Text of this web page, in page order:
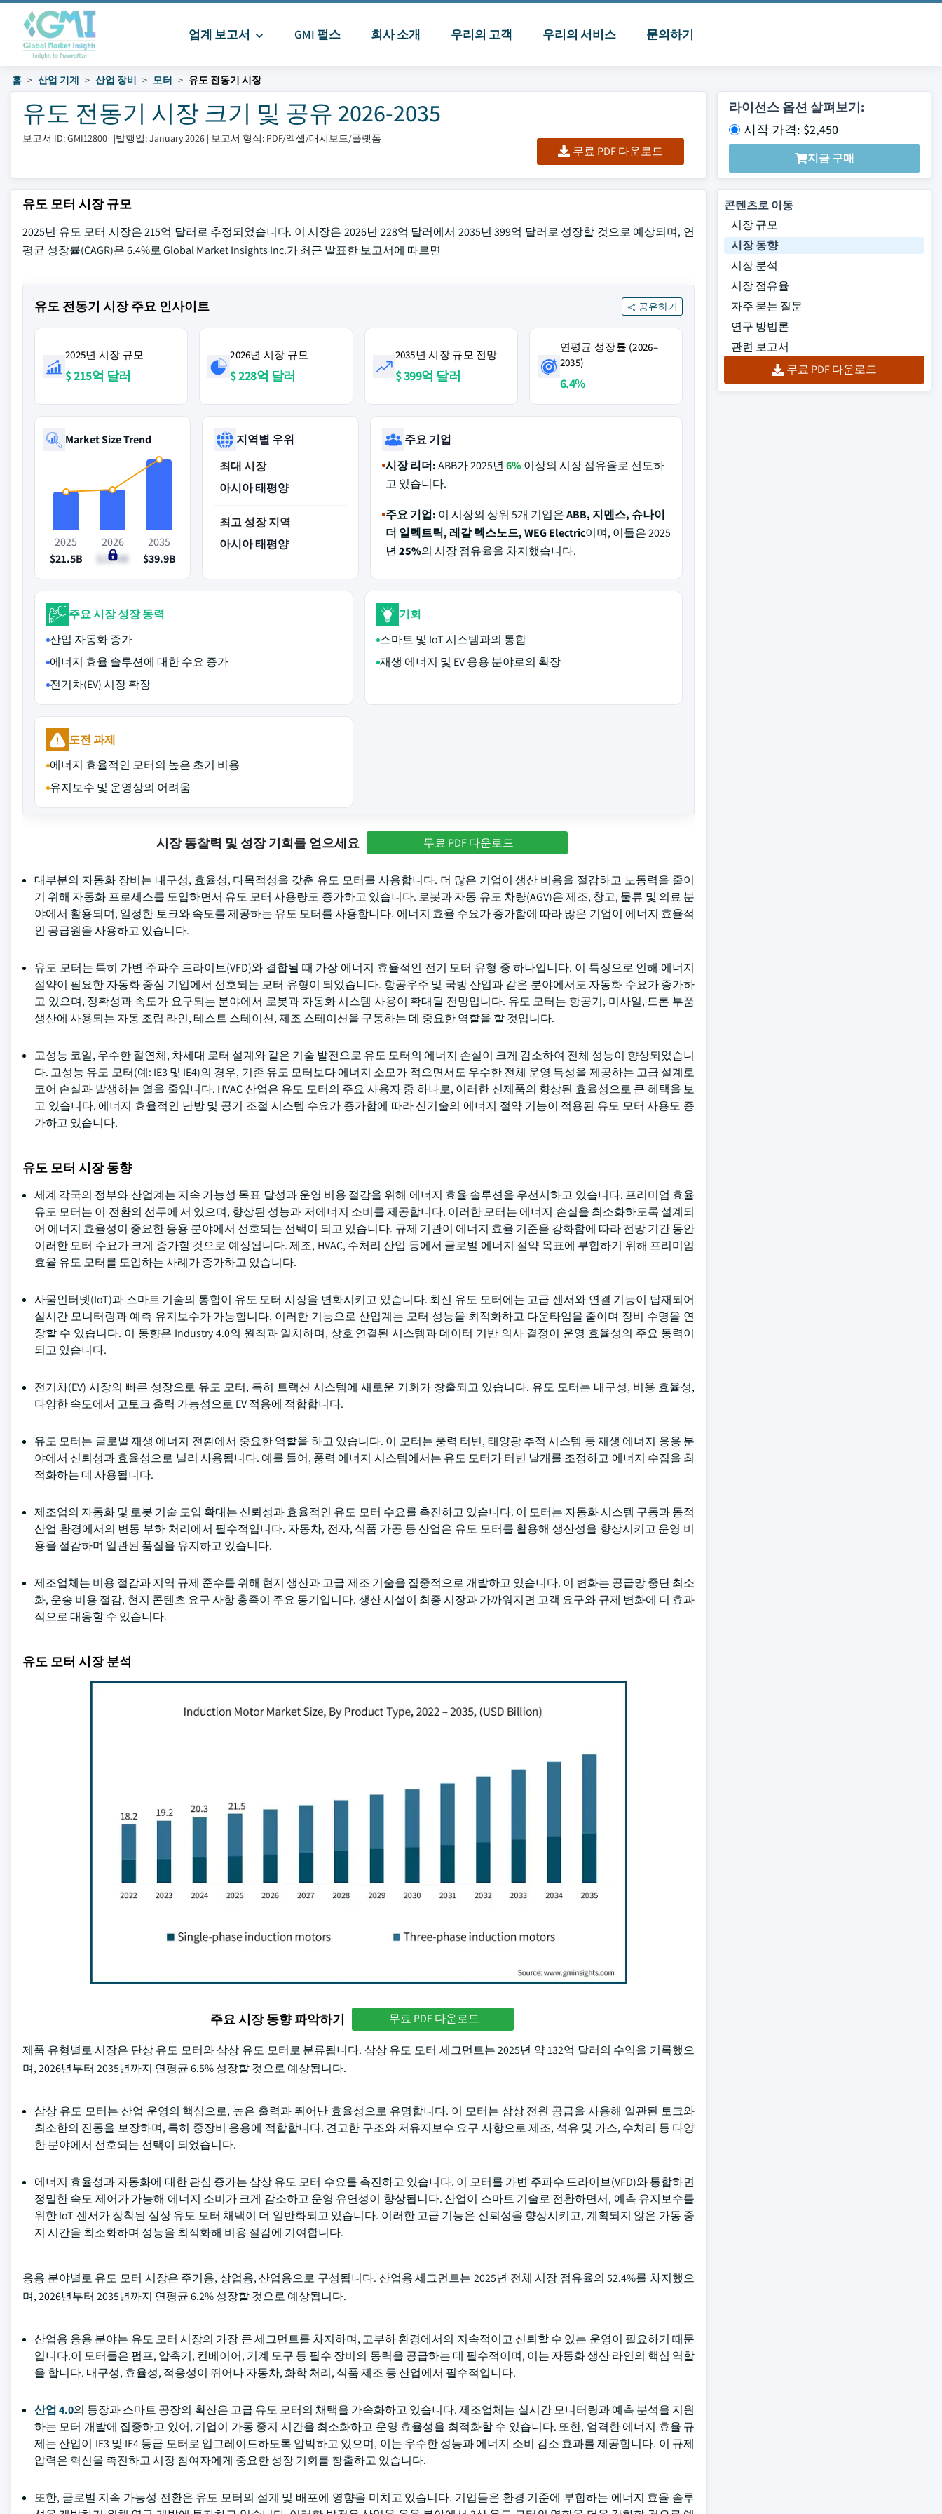
업계 보고서 GMI 펄스 회사 소개 우리의 고객 우리의 서비스 문의하기
홈 산업 기계 산업 장비 모터 유도 전동기 시장
유도 전동기 시장 크기 및 공유 2026-2035
보고서 ID: GMI12800 |발행일: January 2026 | 보고서 형식: PDF/엑셀/대시보드/플랫폼
무료 PDF 다운로드
라이선스 옵션 살펴보기:
시작 가격: $2,450
지금 구매
유도 모터 시장 규모
2025년 유도 모터 시장은 215억 달러로 추정되었습니다. 이 시장은 2026년 228억 달러에서 2035년 399억 달러로 성장할 것으로 예상되며, 연
평균 성장률(CAGR)은 6.4%로 Global Market Insights Inc.가 최근 발표한 보고서에 따르면
유도 전동기 시장 주요 인사이트 공유하기
2025년 시장 규모
$ 215억 달러
2026년 시장 규모
$ 228억 달러
2035년 시장 규모 전망
$ 399억 달러
연평균 성장률 (2026–
2035)
6.4%
Market Size Trend
2025
$21.5B
2026
$22.8B
2035
$39.9B
지역별 우위
최대 시장
아시아 태평양
최고 성장 지역
아시아 태평양
주요 기업
시장 리더:ABB가 2025년 6% 이상의 시장 점유율로 선도하
고 있습니다.
주요 기업: 이 시장의 상위 5개 기업은ABB, 지멘스, 슈나이
더 일렉트릭, 레갈 렉스노드, WEG Electric이며, 이들은 2025
년 25%의 시장 점유율을 차지했습니다.
주요 시장 성장 동력
산업 자동화 증가
에너지 효율 솔루션에 대한 수요 증가
전기차(EV) 시장 확장
기회
스마트 및 IoT 시스템과의 통합
재생 에너지 및 EV 응용 분야로의 확장
도전 과제
에너지 효율적인 모터의 높은 초기 비용
유지보수 및 운영상의 어려움
시장 통찰력 및 성장 기회를 얻으세요 무료 PDF 다운로드
대부분의 자동화 장비는 내구성, 효율성, 다목적성을 갖춘 유도 모터를 사용합니다. 더 많은 기업이 생산 비용을 절감하고 노동력을 줄이
기 위해 자동화 프로세스를 도입하면서 유도 모터 사용량도 증가하고 있습니다. 로봇과 자동 유도 차량(AGV)은 제조, 창고, 물류 및 의료 분
야에서 활용되며, 일정한 토크와 속도를 제공하는 유도 모터를 사용합니다. 에너지 효율 수요가 증가함에 따라 많은 기업이 에너지 효율적
인 공급원을 사용하고 있습니다.
유도 모터는 특히 가변 주파수 드라이브(VFD)와 결합될 때 가장 에너지 효율적인 전기 모터 유형 중 하나입니다. 이 특징으로 인해 에너지
절약이 필요한 자동화 중심 기업에서 선호되는 모터 유형이 되었습니다. 항공우주 및 국방 산업과 같은 분야에서도 자동화 수요가 증가하
고 있으며, 정확성과 속도가 요구되는 분야에서 로봇과 자동화 시스템 사용이 확대될 전망입니다. 유도 모터는 항공기, 미사일, 드론 부품
생산에 사용되는 자동 조립 라인, 테스트 스테이션, 제조 스테이션을 구동하는 데 중요한 역할을 할 것입니다.
고성능 코일, 우수한 절연체, 차세대 로터 설계와 같은 기술 발전으로 유도 모터의 에너지 손실이 크게 감소하여 전체 성능이 향상되었습니
다. 고성능 유도 모터(예: IE3 및 IE4)의 경우, 기존 유도 모터보다 에너지 소모가 적으면서도 우수한 전체 운영 특성을 제공하는 고급 설계로
코어 손실과 발생하는 열을 줄입니다. HVAC 산업은 유도 모터의 주요 사용자 중 하나로, 이러한 신제품의 향상된 효율성으로 큰 혜택을 보
고 있습니다. 에너지 효율적인 난방 및 공기 조절 시스템 수요가 증가함에 따라 신기술의 에너지 절약 기능이 적용된 유도 모터 사용도 증
가하고 있습니다.
유도 모터 시장 동향
세계 각국의 정부와 산업계는 지속 가능성 목표 달성과 운영 비용 절감을 위해 에너지 효율 솔루션을 우선시하고 있습니다. 프리미엄 효율
유도 모터는 이 전환의 선두에 서 있으며, 향상된 성능과 저에너지 소비를 제공합니다. 이러한 모터는 에너지 손실을 최소화하도록 설계되
어 에너지 효율성이 중요한 응용 분야에서 선호되는 선택이 되고 있습니다. 규제 기관이 에너지 효율 기준을 강화함에 따라 전망 기간 동안
이러한 모터 수요가 크게 증가할 것으로 예상됩니다. 제조, HVAC, 수처리 산업 등에서 글로벌 에너지 절약 목표에 부합하기 위해 프리미엄
효율 유도 모터를 도입하는 사례가 증가하고 있습니다.
사물인터넷(IoT)과 스마트 기술의 통합이 유도 모터 시장을 변화시키고 있습니다. 최신 유도 모터에는 고급 센서와 연결 기능이 탑재되어
실시간 모니터링과 예측 유지보수가 가능합니다. 이러한 기능으로 산업계는 모터 성능을 최적화하고 다운타임을 줄이며 장비 수명을 연
장할 수 있습니다. 이 동향은 Industry 4.0의 원칙과 일치하며, 상호 연결된 시스템과 데이터 기반 의사 결정이 운영 효율성의 주요 동력이
되고 있습니다.
전기차(EV) 시장의 빠른 성장으로 유도 모터, 특히 트랙션 시스템에 새로운 기회가 창출되고 있습니다. 유도 모터는 내구성, 비용 효율성,
다양한 속도에서 고토크 출력 가능성으로 EV 적용에 적합합니다.
유도 모터는 글로벌 재생 에너지 전환에서 중요한 역할을 하고 있습니다. 이 모터는 풍력 터빈, 태양광 추적 시스템 등 재생 에너지 응용 분
야에서 신뢰성과 효율성으로 널리 사용됩니다. 예를 들어, 풍력 에너지 시스템에서는 유도 모터가 터빈 날개를 조정하고 에너지 수집을 최
적화하는 데 사용됩니다.
제조업의 자동화 및 로봇 기술 도입 확대는 신뢰성과 효율적인 유도 모터 수요를 촉진하고 있습니다. 이 모터는 자동화 시스템 구동과 동적
산업 환경에서의 변동 부하 처리에서 필수적입니다. 자동차, 전자, 식품 가공 등 산업은 유도 모터를 활용해 생산성을 향상시키고 운영 비
용을 절감하며 일관된 품질을 유지하고 있습니다.
제조업체는 비용 절감과 지역 규제 준수를 위해 현지 생산과 고급 제조 기술을 집중적으로 개발하고 있습니다. 이 변화는 공급망 중단 최소
화, 운송 비용 절감, 현지 콘텐츠 요구 사항 충족이 주요 동기입니다. 생산 시설이 최종 시장과 가까워지면 고객 요구와 규제 변화에 더 효과
적으로 대응할 수 있습니다.
유도 모터 시장 분석
주요 시장 동향 파악하기 무료 PDF 다운로드
제품 유형별로 시장은 단상 유도 모터와 삼상 유도 모터로 분류됩니다. 삼상 유도 모터 세그먼트는 2025년 약 132억 달러의 수익을 기록했으
며, 2026년부터 2035년까지 연평균 6.5% 성장할 것으로 예상됩니다.
삼상 유도 모터는 산업 운영의 핵심으로, 높은 출력과 뛰어난 효율성으로 유명합니다. 이 모터는 삼상 전원 공급을 사용해 일관된 토크와
최소한의 진동을 보장하며, 특히 중장비 응용에 적합합니다. 견고한 구조와 저유지보수 요구 사항으로 제조, 석유 및 가스, 수처리 등 다양
한 분야에서 선호되는 선택이 되었습니다.
에너지 효율성과 자동화에 대한 관심 증가는 삼상 유도 모터 수요를 촉진하고 있습니다. 이 모터를 가변 주파수 드라이브(VFD)와 통합하면
정밀한 속도 제어가 가능해 에너지 소비가 크게 감소하고 운영 유연성이 향상됩니다. 산업이 스마트 기술로 전환하면서, 예측 유지보수를
위한 IoT 센서가 장착된 삼상 유도 모터 채택이 더 일반화되고 있습니다. 이러한 고급 기능은 신뢰성을 향상시키고, 계획되지 않은 가동 중
지 시간을 최소화하며 성능을 최적화해 비용 절감에 기여합니다.
응용 분야별로 유도 모터 시장은 주거용, 상업용, 산업용으로 구성됩니다. 산업용 세그먼트는 2025년 전체 시장 점유율의 52.4%를 차지했으
며, 2026년부터 2035년까지 연평균 6.2% 성장할 것으로 예상됩니다.
산업용 응용 분야는 유도 모터 시장의 가장 큰 세그먼트를 차지하며, 고부하 환경에서의 지속적이고 신뢰할 수 있는 운영이 필요하기 때문
입니다.이 모터들은 펌프, 압축기, 컨베이어, 기계 도구 등 필수 장비의 동력을 공급하는 데 필수적이며, 이는 자동화 생산 라인의 핵심 역할
을 합니다. 내구성, 효율성, 적응성이 뛰어나 자동차, 화학 처리, 식품 제조 등 산업에서 필수적입니다.
산업 4.0의 등장과 스마트 공장의 확산은 고급 유도 모터의 채택을 가속화하고 있습니다. 제조업체는 실시간 모니터링과 예측 분석을 지원
하는 모터 개발에 집중하고 있어, 기업이 가동 중지 시간을 최소화하고 운영 효율성을 최적화할 수 있습니다. 또한, 엄격한 에너지 효율 규
제는 산업이 IE3 및 IE4 등급 모터로 업그레이드하도록 압박하고 있으며, 이는 우수한 성능과 에너지 소비 감소 효과를 제공합니다. 이 규제
압력은 혁신을 촉진하고 시장 참여자에게 중요한 성장 기회를 창출하고 있습니다.
또한, 글로벌 지속 가능성 전환은 유도 모터의 설계 및 배포에 영향을 미치고 있습니다. 기업들은 환경 기준에 부합하는 에너지 효율 솔루
콘텐츠로 이동
시장 규모
시장 동향
시장 분석
시장 점유율
자주 묻는 질문
연구 방법론
관련 보고서
무료 PDF 다운로드